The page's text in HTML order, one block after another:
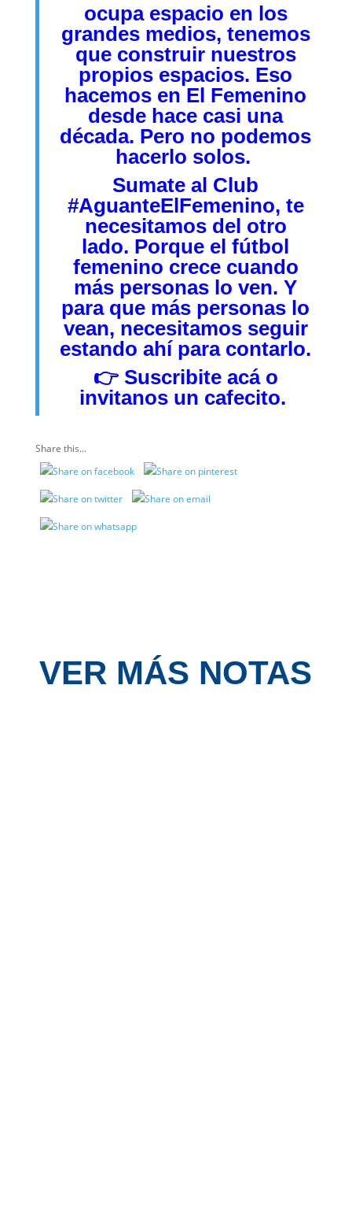
ocupa espacio en los
grandes medios, tenemos
que construir nuestros
propios espacios. Eso
hacemos en El Femenino
desde hace casi una
década. Pero no podemos
hacerlo solos.
Sumate al Club
#AguanteElFemenino, te
necesitamos del otro
lado. Porque el fútbol
femenino crece cuando
más personas lo ven. Y
para que más personas lo
vean, necesitamos seguir
estando ahí para contarlo.
👉 Suscribite acáo
invitanos un cafecito.
Share this...
VER MÁS NOTAS